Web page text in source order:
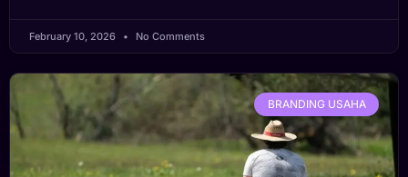
February 10, 2026 No Comments
BRANDING USAHA